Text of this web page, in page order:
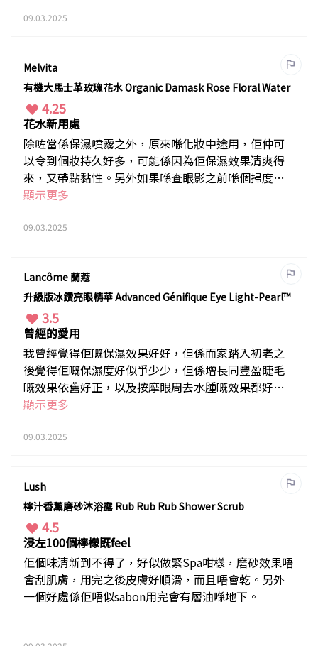
09.03.2025
Melvita
有機大馬士革玫瑰花水 Organic Damask Rose Floral Water
4.25
花水新用處
除咗當係保濕噴霧之外，原來喺化妝中途用，佢仲可
以令到個妝持久好多，可能係因為佢保濕效果清爽得
來，又帶點黏性。另外如果喺查眼影之前喺個掃度噴
啲花水，佢會上色啲。
顯示更多
09.03.2025
Lancôme 蘭蔻
升級版冰鑽亮眼精華 Advanced Génifique Eye Light-Pearl™
3.5
曾經的愛用
我曾經覺得佢嘅保濕效果好好，但係而家踏入初老之
後覺得佢嘅保濕度好似爭少少，但係增長同豐盈睫毛
嘅效果依舊好正，以及按摩眼周去水腫嘅效果都好
好。
顯示更多
09.03.2025
Lush
檸汁香薰磨砂沐浴露 Rub Rub Rub Shower Scrub
4.5
浸左100個檸檬既feel
佢個味清新到不得了，好似做緊Spa咁樣，磨砂效果唔
會刮肌膚，用完之後皮膚好順滑，而且唔會乾。另外
一個好處係佢唔似sabon用完會有層油喺地下。